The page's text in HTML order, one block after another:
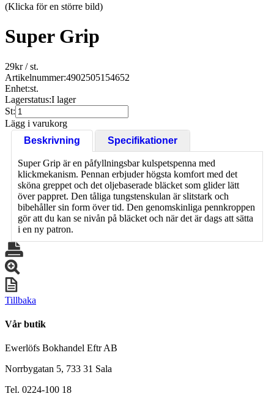
(Klicka för en större bild)
Super Grip
29kr/ st.
Artikelnummer:4902505154652
Enhet:st.
Lagerstatus:I lager
St:
Lägg i varukorg
Beskrivning
Specifikationer
Super Grip är en påfyllningsbar kulspetspenna med
klickmekanism. Pennan erbjuder högsta komfort med det
sköna greppet och det oljebaserade bläcket som glider lätt
över pappret. Den tåliga tungstenskulan är slitstark och
bibehåller sin form över tid. Den genomskinliga pennkroppen
gör att du kan se nivån på bläcket och när det är dags att sätta
i en ny patron.
Tillbaka
Vår butik
Ewerlöfs Bokhandel Eftr AB
Norrbygatan 5, 733 31 Sala
Tel. 0224-100 18